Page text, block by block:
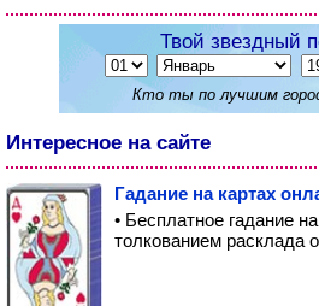
Твой звездный
Кто ты по лучшим
Интересное на сайте
Гадание на картах
• Бесплатное гадание
толкованием расклада